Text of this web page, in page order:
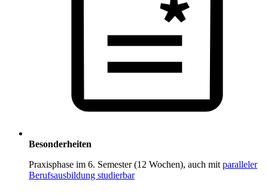
Besonderheiten
Praxisphase im 6. Semester (12 Wochen), auch mit paralleler
Berufsausbildung studierbar